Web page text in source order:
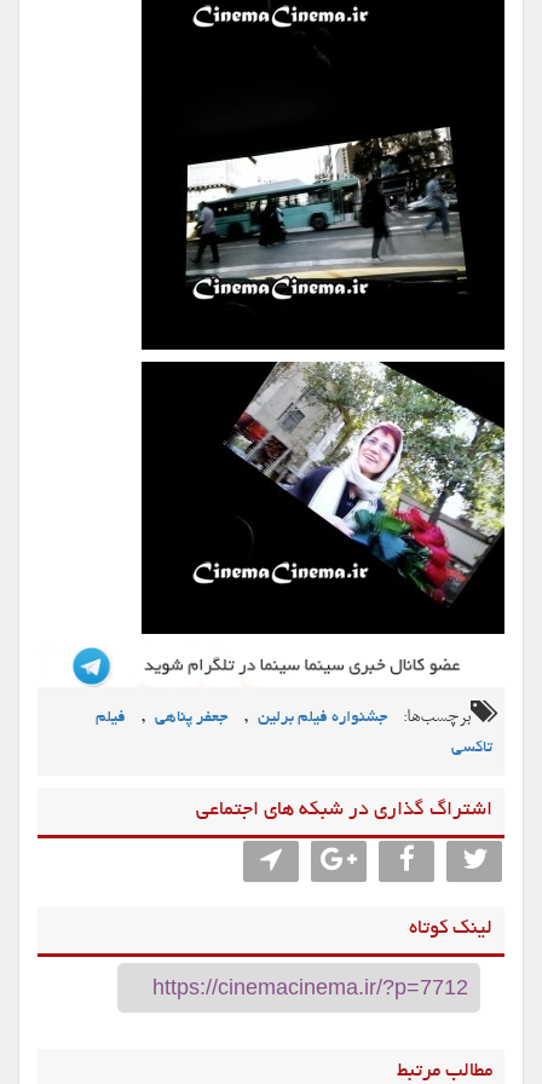
برچسب‌ها: جشنواره فیلم برلین , جعفر پناهی ,
فیلم
تاکسی
اشتراگ گذاری در شبکه های اجتماعی
لینک کوتاه
مطالب مرتبط